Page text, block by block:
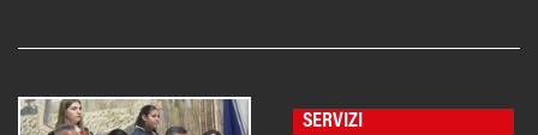
SERVIZI